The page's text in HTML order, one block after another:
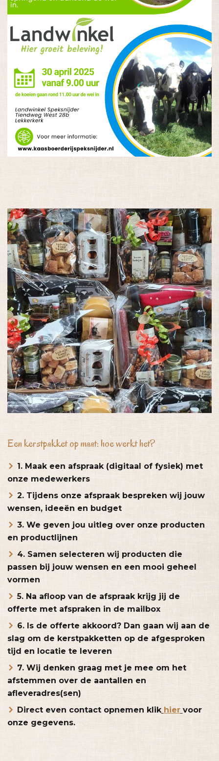
Een kerstpakket op maat: hoe werkt het?
1. Maak een afspraak (digitaal of fysiek) met
onze medewerkers
2. Tijdens onze afspraak bespreken wij jouw
wensen, ideeën en budget
3. We geven jou uitleg over onze producten
en productlijnen
4. Samen selecteren wij producten die
passen bij jouw wensen en een mooi geheel
vormen
5. Na afloop van de afspraak krijg jij de
offerte met afspraken in de mailbox
6. Is de offerte akkoord? Dan gaan wij aan de
slag om de kerstpakketten op de afgesproken
tijd en locatie te leveren
7. Wij denken graag met je mee om het
afstemmen over de aantallen en
afleveradres(sen)
Direct even contact opnemen klik hier voor
onze gegevens.